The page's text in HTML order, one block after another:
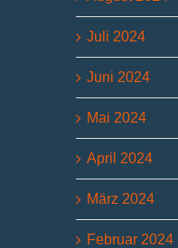
Juli 2024
Juni 2024
Mai 2024
April 2024
März 2024
Februar 2024